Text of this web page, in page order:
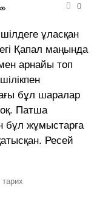
0
ұласқан
Қапал маңында
арнайы топ
бұл шаралар
Патша
бұл жұмыстарға
Ресей
тарих